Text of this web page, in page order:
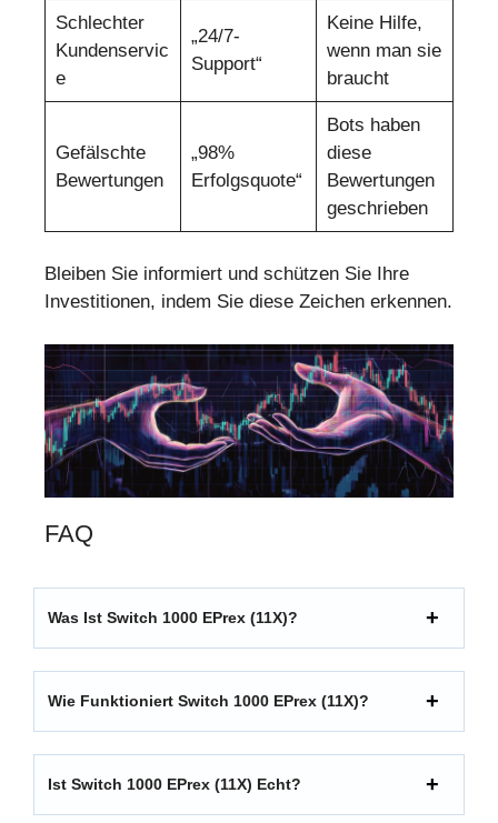
Schlechter
Kundenservic
e
„24/7-
Support“
Keine Hilfe,
wenn man sie
braucht
Gefälschte
Bewertungen
„98%
Erfolgsquote“
Bots haben
diese
Bewertungen
geschrieben
Bleiben Sie informiert und schützen Sie Ihre
Investitionen, indem Sie diese Zeichen erkennen.
FAQ
Was Ist Switch 1000 EPrex (11X)?
Wie Funktioniert Switch 1000 EPrex (11X)?
Ist Switch 1000 EPrex (11X) Echt?